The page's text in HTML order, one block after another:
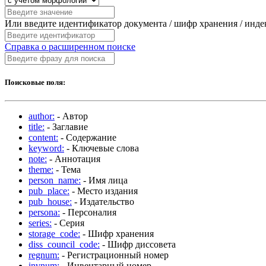
Или введите идентификатор документа / шифр хранения /
Справка о расширенном поиске
Поисковые поля:
author: - Автор
title: - Заглавие
content: - Содержание
keyword: - Ключевые слова
note: - Аннотация
theme: - Тема
person_name: - Имя лица
pub_place: - Место издания
pub_house: - Издательство
persona: - Персоналия
series: - Серия
storage_code: - Шифр хранения
diss_council_code: - Шифр диссовета
regnum: - Регистрационный номер